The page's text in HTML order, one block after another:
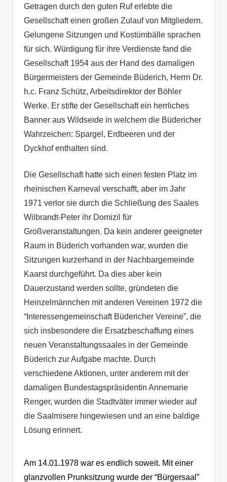
Getragen durch den guten Ruf erlebte die
Gesellschaft einen großen Zulauf von Mitgliedern.
Gelungene Sitzungen und Kostümbälle sprachen
für sich. Würdigung für ihre Verdienste fand die
Gesellschaft 1954 aus der Hand des damaligen
Bürgermeisters der Gemeinde Büderich, Herrn Dr.
h.c. Franz Schütz, Arbeitsdirektor der Böhler
Werke. Er stifte der Gesellschaft ein herrliches
Banner aus Wildseide in welchem die Büdericher
Wahrzeichen: Spargel, Erdbeeren und der
Dyckhof enthalten sind.
Die Gesellschaft hatte sich einen festen Platz im
rheinischen Karneval verschafft, aber im Jahr
1971 verlor sie durch die Schließung des Saales
Wilbrandt-Peter ihr Domizil für
Großveranstaltungen. Da kein anderer geeigneter
Raum in Büderich vorhanden war, wurden die
Sitzungen kurzerhand in der Nachbargemeinde
Kaarst durchgeführt. Da dies aber kein
Dauerzustand werden sollte, gründeten die
Heinzelmännchen mit anderen Vereinen 1972 die
“Interessengemeinschaft Büdericher Vereine”, die
sich insbesondere die Ersatzbeschaffung eines
neuen Veranstaltungssaales in der Gemeinde
Büderich zur Aufgabe machte. Durch
verschiedene Aktionen, unter anderem mit der
damaligen Bundestagspräsidentin Annemarie
Renger, wurden die Stadtväter immer wieder auf
die Saalmisere hingewiesen und an eine baldige
Lösung erinnert.
Am 14.01.1978 war es endlich soweit. Mit einer
glanzvollen Prunksitzung wurde der “Bürgersaal”